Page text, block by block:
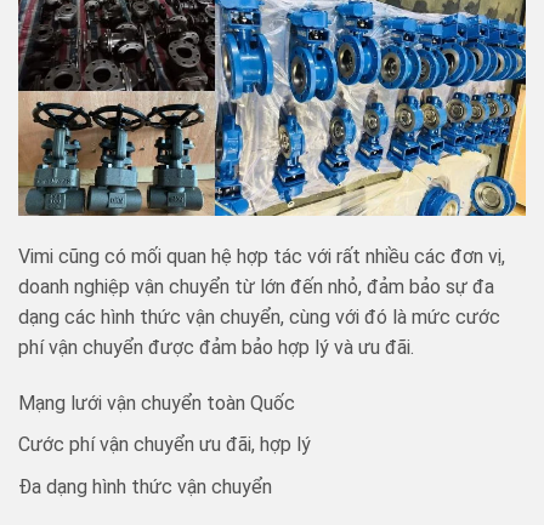
Vimi cũng có mối quan hệ hợp tác với rất nhiều các đơn vị,
doanh nghiệp vận chuyển từ lớn đến nhỏ, đảm bảo sự đa
dạng các hình thức vận chuyển, cùng với đó là mức cước
phí vận chuyển được đảm bảo hợp lý và ưu đãi.
Mạng lưới vận chuyển toàn Quốc
Cước phí vận chuyển ưu đãi, hợp lý
Đa dạng hình thức vận chuyển